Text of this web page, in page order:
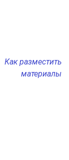
Как разместить
материалы